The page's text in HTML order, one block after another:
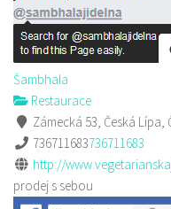
Šambhala
Restaurace
Zámecká 53, Česká Lípa,
736711683736711683
http://
prodej s sebou